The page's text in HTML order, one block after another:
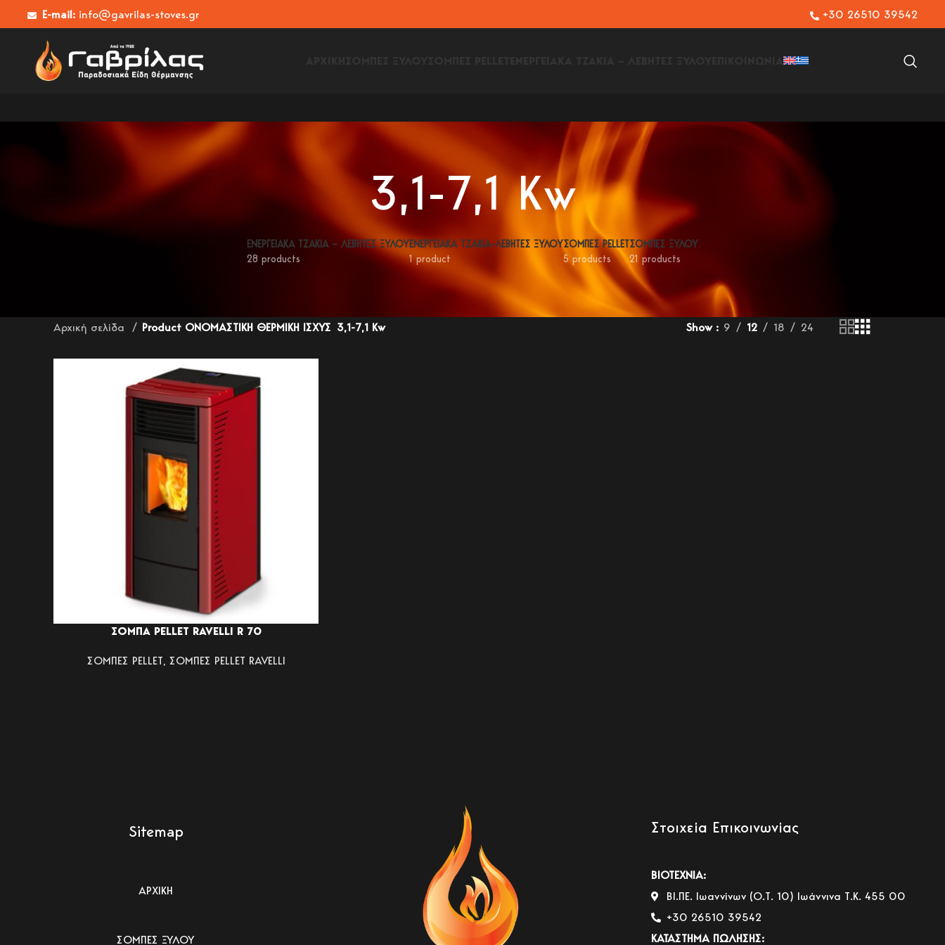
E-mail: info@gavrilas-stoves.gr +30 26510 39542
ΕΠΙΚΟΙΝΩΝΙΑ
3,1-7,1 Kw
ΕΝΕΡΓΕΙΑΚΑ ΤΖΑΚΙΑ – ΛΕΒΗΤΕΣ ΞΥΛΟΥ
28 products
ΕΝΕΡΓΕΙΑΚΑ ΤΖΑΚΙΑ-ΛΕΒΗΤΕΣ ΞΥΛΟΥ
1 product
ΣΟΜΠΕΣ PELLET
5 products
ΣΟΜΠΕΣ ΞΥΛΟΥ
21 products
Αρχική σελίδα Product ΟΝΟΜΑΣΤΙΚΗ ΘΕΡΜΙΚΗ ΙΣΧΥΣ 3,1-7,1 Kw Show 9 12 18 24
ΣΟΜΠA PELLET RAVELLI R 70
ΣΟΜΠΕΣ PELLET, ΣΟΜΠΕΣ PELLET RAVELLI
Sitemap
ΑΡΧΙΚΗ
ΣΟΜΠΕΣ ΞΥΛΟΥ
Στοιχεία Επικοινωνίας
ΒΙΟΤΕΧΝΙΑ:
ΒΙ.ΠΕ. Ιωαννίνων (Ο.Τ. 10) Ιωάννινα Τ.Κ. 455 00
+30 26510 39542
ΚΑΤΑΣΤΗΜΑ ΠΩΛΗΣΗΣ: